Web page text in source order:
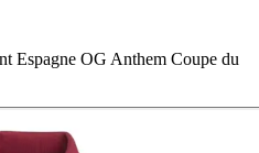
Espagne OG Anthem Coupe du